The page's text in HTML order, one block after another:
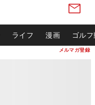
メルマガ登録
ライフ 漫画 ゴル